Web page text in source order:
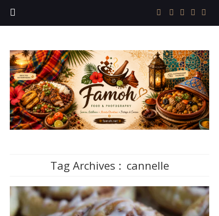
Tag Archives : cannelle